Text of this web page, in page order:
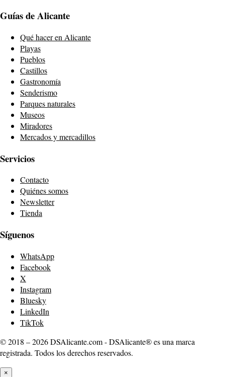
Guías de Alicante
Qué hacer en Alicante
Playas
Pueblos
Castillos
Gastronomía
Senderismo
Parques naturales
Museos
Miradores
Mercados y mercadillos
Servicios
Contacto
Quiénes somos
Newsletter
Tienda
Síguenos
WhatsApp
Facebook
X
Instagram
Bluesky
LinkedIn
TikTok
© 2018 – 2026 DSAlicante.com - DSAlicante® es una marca
registrada. Todos los derechos reservados.
×